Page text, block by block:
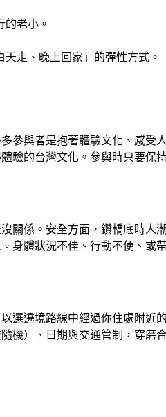
的老小。
走、晚上回家」的彈性方式。
參與者是抱著體驗文化、感受
驗的台灣文化。參與時只要
關係。安全方面，鑽轎底時
身體狀況不佳、行動不便、或
選遶境路線中經過你住處附近
機）、日期與交通管制，穿磨